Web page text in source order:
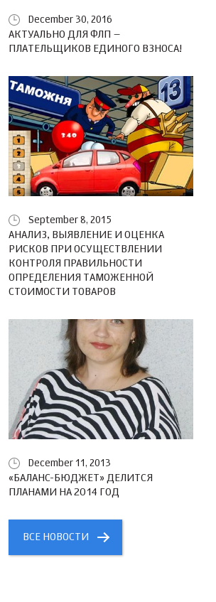
December 30, 2016
АКТУАЛЬНО ДЛЯ ФЛП –
ПЛАТЕЛЬЩИКОВ ЕДИНОГО ВЗНОСА!
September 8, 2015
АНАЛИЗ, ВЫЯВЛЕНИЕ И ОЦЕНКА
РИСКОВ ПРИ ОСУЩЕСТВЛЕНИИ
КОНТРОЛЯ ПРАВИЛЬНОСТИ
ОПРЕДЕЛЕНИЯ ТАМОЖЕННОЙ
СТОИМОСТИ ТОВАРОВ
December 11, 2013
«БАЛАНС-БЮДЖЕТ» ДЕЛИТСЯ
ПЛАНАМИ НА 2014 ГОД
ВСЕ НОВОСТИ